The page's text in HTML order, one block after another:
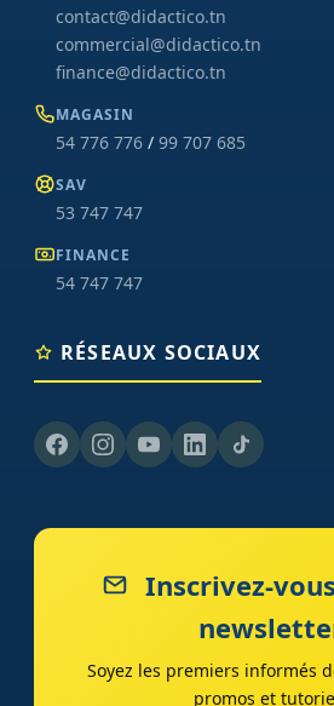
contact@didactico.tn
commercial@didactico.tn
finance@didactico.tn
MAGASIN
54 776 776 / 99 707 685
SAV
53 747 747
FINANCE
54 747 747
RÉSEAUX SOCIAUX
Inscrivez-
Soyez les premiers informés
promos et